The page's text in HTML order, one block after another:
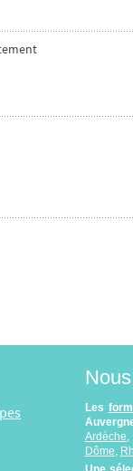
Les
Ardèche
Dôme